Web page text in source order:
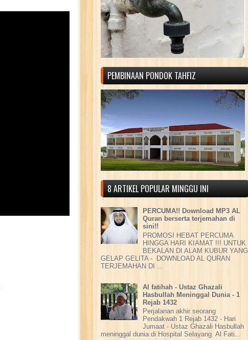
PEMBINAAN PONDOK TAHFIZ
8 ARTIKEL POPULAR MINGGU INI
PERCUMA!! Download MP3 AL
Quran berserta terjemahan di
sini!!
PROMOSI HEBAT PERCUMA
HINGGA HARI KIAMAT !!! UNTUK
BEKALAN DI ALAM KUBUR YANG
GELAP GELITA - DOWNLOAD AL QURAN
TERJEMAHAN DI ...
Al fatihah - Ustaz Ghazali
Hasbullah Meninggal Dunia - 1
Rejab 1432
Perjalanan akhir seorang
Pendakwah 1 Rejab 1432 - Hari
Jumaat - Ustaz Ghazali Hasbullah
meninggal dunia di Hospital Selayang. Al Fati...